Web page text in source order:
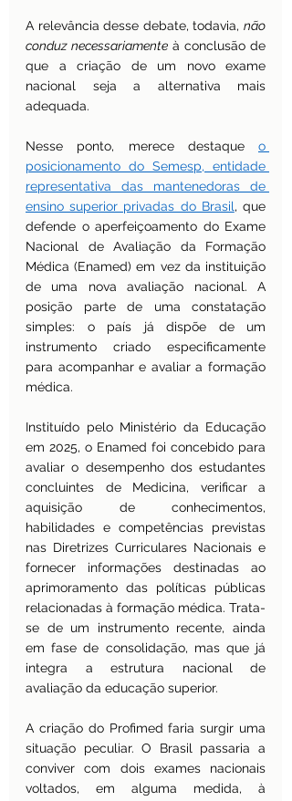
A relevância desse debate, todavia, não
conduz necessariamente à conclusão de
que a criação de um novo exame
nacional seja a alternativa mais
adequada.
Nesse ponto, merece destaque o
posicionamento do Semesp, entidade
representativa das mantenedoras de
ensino superior privadas do Brasil, que
defende o aperfeiçoamento do Exame
Nacional de Avaliação da Formação
Médica (Enamed) em vez da instituição
de uma nova avaliação nacional. A
posição parte de uma constatação
simples: o país já dispõe de um
instrumento criado especificamente
para acompanhar e avaliar a formação
médica.
Instituído pelo Ministério da Educação
em 2025, o Enamed foi concebido para
avaliar o desempenho dos estudantes
concluintes de Medicina, verificar a
aquisição de conhecimentos,
habilidades e competências previstas
nas Diretrizes Curriculares Nacionais e
fornecer informações destinadas ao
aprimoramento das políticas públicas
relacionadas à formação médica. Trata-
se de um instrumento recente, ainda
em fase de consolidação, mas que já
integra a estrutura nacional de
avaliação da educação superior.
A criação do Profimed faria surgir uma
situação peculiar. O Brasil passaria a
conviver com dois exames nacionais
voltados, em alguma medida, à